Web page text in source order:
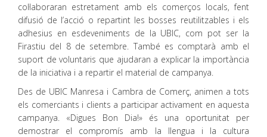
col·laboraran estretament amb els comerços locals, fent
difusió de l’acció o repartint les bosses reutilitzables i els
adhesius en esdeveniments de la UBIC, com pot ser la
Firastiu del 8 de setembre. També es comptarà amb el
suport de voluntaris que ajudaran a explicar la importància
de la iniciativa i a repartir el material de campanya.
Des de UBIC Manresa i Cambra de Comerç, animen a tots
els comerciants i clients a participar activament en aquesta
campanya. «Digues Bon Dia!» és una oportunitat per
demostrar el compromís amb la llengua i la cultura